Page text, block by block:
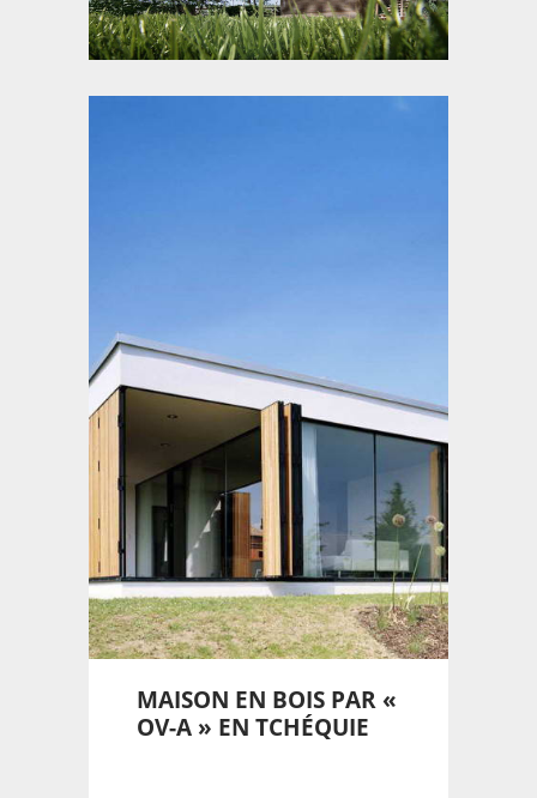
MAISON EN BOIS PAR «
OV-A » EN TCHÉQUIE